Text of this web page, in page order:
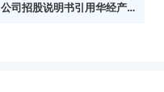
公司招股说明书引用华经产业